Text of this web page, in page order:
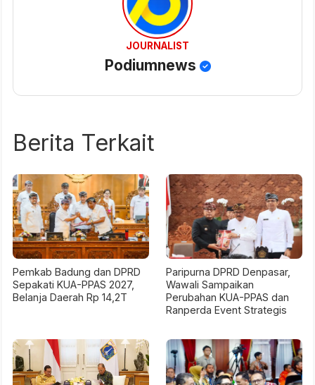
JOURNALIST
Podiumnews
Berita Terkait
Pemkab Badung dan DPRD
Sepakati KUA-PPAS 2027,
Belanja Daerah Rp 14,2T
Paripurna DPRD Denpasar,
Wawali Sampaikan
Perubahan KUA-PPAS dan
Ranperda Event Strategis